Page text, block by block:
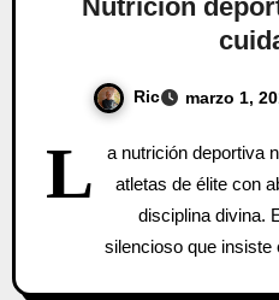
Nutrición
Ric marzo 1,
L
a nutrición deportiva
atletas de élite con
disciplina divina.
silencioso que